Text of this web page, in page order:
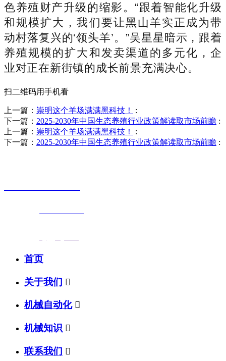
色养殖财产升级的缩影。“跟着智能化升级
和规模扩大，我们要让黑山羊实正成为带
动村落复兴的‘领头羊’。”吴星星暗示，跟着
养殖规模的扩大和发卖渠道的多元化，企
业对正在新街镇的成长前景充满决心。
扫二维码用手机看
上一篇： 崇明这个羊场满满黑科技！
:
下一篇： 2025-2030年中国生态养殖行业政策解读取市场前瞻 :
上一篇： 崇明这个羊场满满黑科技！
:
下一篇： 2025-2030年中国生态养殖行业政策解读取市场前瞻 :
首页
关于我们 
机械自动化 
机械知识 
联系我们 